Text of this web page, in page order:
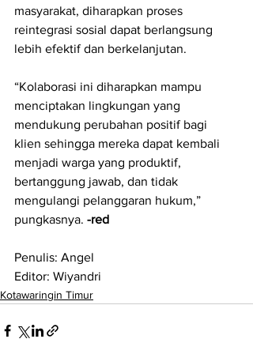
masyarakat, diharapkan proses
reintegrasi sosial dapat berlangsung
lebih efektif dan berkelanjutan.
“Kolaborasi ini diharapkan mampu
menciptakan lingkungan yang
mendukung perubahan positif bagi
klien sehingga mereka dapat kembali
menjadi warga yang produktif,
bertanggung jawab, dan tidak
mengulangi pelanggaran hukum,”
pungkasnya. -red
Penulis: Angel
Editor: Wiyandri
Kotawaringin Timur